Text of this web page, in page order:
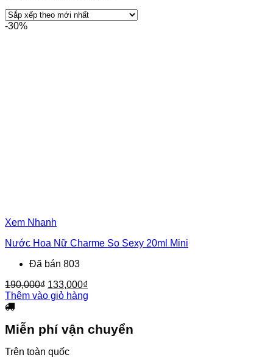
-30%
Xem Nhanh
Nước Hoa Nữ Charme So Sexy 20ml Mini
Đã bán 803
190,000₫ Giá
gốc
133,000₫
hiện
133,000₫.
Thêm vào giỏ hàng
Miễn phí vận chuyển
Trên toàn quốc